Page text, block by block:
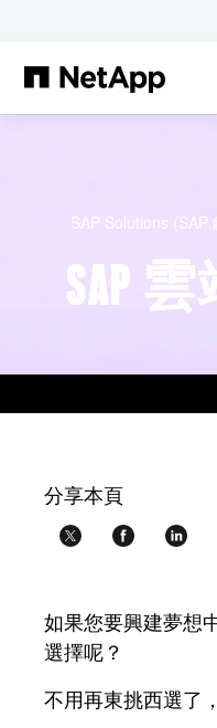
SAP Solutions (SAP
SAP
分享本頁
如果您要興建夢想
選擇呢？
不用再東挑西選了